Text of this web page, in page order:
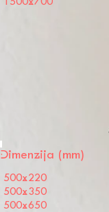
Dimenzija (mm)
500x220
500x350
500x650